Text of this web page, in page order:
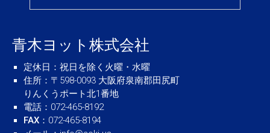
青木ヨット株式会社
定休日 ：祝日を除く火曜・水曜
住所 ：〒598-0093 大阪府泉南郡田尻町
りんくうポート北1番地
電話 ：072-465-8192
FAX ：072-465-8194